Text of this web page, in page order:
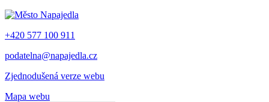
+420 577 100 911
podatelna@napajedla.cz
Zjednodušená verze webu
Mapa webu